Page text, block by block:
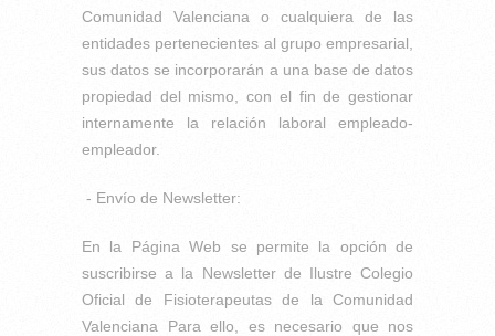
Comunidad Valenciana o cualquiera de las
entidades pertenecientes al grupo empresarial,
sus datos se incorporarán a una base de datos
propiedad del mismo, con el fin de gestionar
internamente la relación laboral empleado-
empleador.
- Envío de Newsletter:
En la Página Web se permite la opción de
suscribirse a la Newsletter de Ilustre Colegio
Oficial de Fisioterapeutas de la Comunidad
Valenciana Para ello, es necesario que nos